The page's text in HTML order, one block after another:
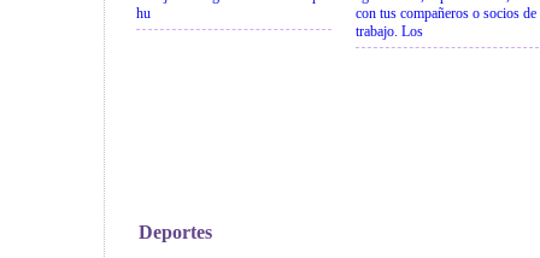
hu
con tus compañeros o socios de
trabajo. Los
Deportes